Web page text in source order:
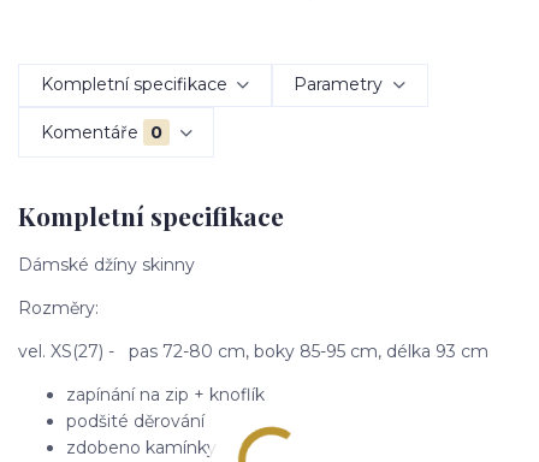
Kompletní specifikace Parametry
Komentáře 0
Kompletní specifikace
Dámské džíny skinny
Rozměry:
vel. XS(27) - pas 72-80 cm, boky 85-95 cm, délka 93 cm
zapínání na zip + knoflík
podšité děrování
zdobeno kamínky